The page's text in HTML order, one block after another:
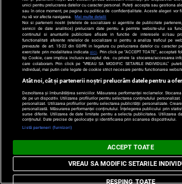
PARTENERI
unici pentru prelucrarea datelor cu caracter personal. Puteți accepta sau gestiona
sau în orice moment, pe pagina cu politica de confidențialitate. Aceste alegeri vor
nu vă vor afecta navigarea.
Mai multe detalii
Noi si partenerii nostri (retelele de socializare si agentiile de publicitate
servicii de date analitice) prelucram date pentru a permite website-ului sa
continutul si anunturile publicitare afisate in functie de interesele si/sau
functionalitati aferente retelelor de socializare si pentru a analiza traficul pe
prevazute de art. 15-22 din GDPR in legatura cu prelucrarea datelor cu caracter
exercitate prin modalitatea indicataaici . Prin click pe “ACCEPT TOATE”, acceptati
tip Cookie, care implica inclusiv acceptul dvs. cu privire la stocarea/accesarea
care colaboram. Prin click pe “VREAU SA MODIFIC SETARILE INDIVIDUAL”
individual, mai putin cele legate de cookie strict necesare pentru functionarea
Atât noi, cât și partenerii noștri prelucrăm datele pentru a
Dezvoltarea și îmbunătățirea serviciilor. Măsurarea performanței reclamelor.
de pe un dispozitiv. Utilizarea profilurilor pentru selectarea conținutului
personalizat. Utilizarea profilurilor pentru selectarea publicității personalizate.
personalizată. Măsurarea performanței conținutului. Înțelegerea publicului prin
surse diferite. Utilizarea de date limitate pentru a selecta publicitatea. Utilizarea
conținutul. Date precise de geolocație și identificarea prin scanarea dispozitivului.
Listă parteneri (furnizori)
ACCEPT TOATE
RESPING TOATE
VREAU SA MODIFIC SETARILE